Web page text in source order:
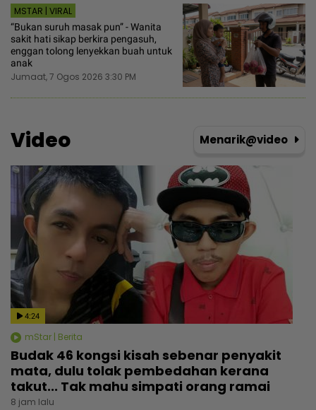
MSTAR | VIRAL
“Bukan suruh masak pun” - Wanita
sakit hati sikap berkira pengasuh,
enggan tolong lenyekkan buah untuk
anak
Jumaat, 7 Ogos 2026 3:30 PM
Video Menarik@video
4:24
mStar | Berita
Budak 46 kongsi kisah sebenar penyakit
mata, dulu tolak pembedahan kerana
takut... Tak mahu simpati orang ramai
8 jam lalu